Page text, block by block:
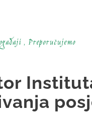
, Preporučujemo